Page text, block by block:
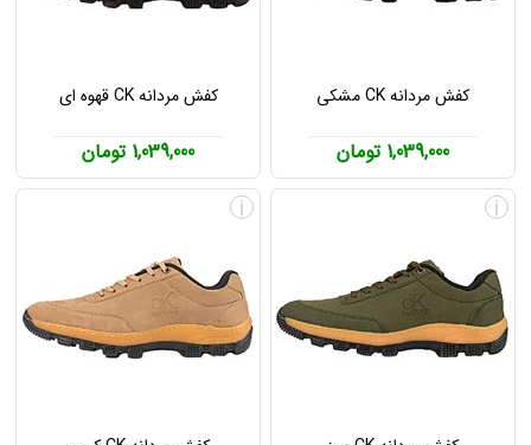
کفش مردانه CK مشکی
1,039,000 تومان
کفش مردانه CK قهوه ای
1,039,000 تومان
i
i